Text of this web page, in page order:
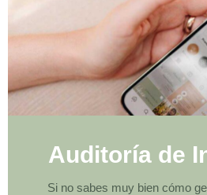
Auditoría de
Si no sabes muy bien cómo